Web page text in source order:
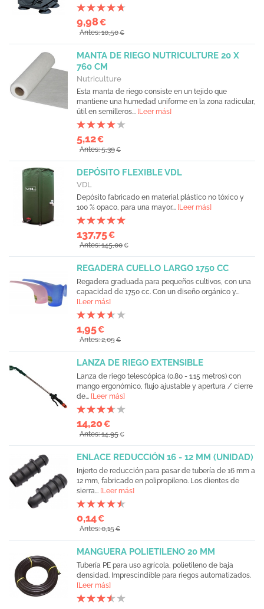
9,98€
Antes: 10,50€
MANTA DE RIEGO NUTRICULTURE 20 X
760 CM
Nutriculture
Esta manta de riego consiste en un tejido que
mantiene una humedad uniforme en la zona radicular,
útil en semilleros... [Leer más]
5,12€
Antes: 5,39€
DEPÓSITO FLEXIBLE VDL
VDL
Depósito fabricado en material plástico no tóxico y
100 % opaco, para una mayor... [Leer más]
137,75€
Antes: 145,00€
REGADERA CUELLO LARGO 1750 CC
Regadera graduada para pequeños cultivos, con una
capacidad de 1750 cc. Con un diseño orgánico y...
[Leer más]
1,95€
Antes: 2,05€
LANZA DE RIEGO EXTENSIBLE
Lanza de riego telescópica (0.80 - 1.15 metros) con
mango ergonómico, flujo ajustable y apertura / cierre
de... [Leer más]
14,20€
Antes: 14,95€
ENLACE REDUCCIÓN 16 - 12 MM (UNIDAD)
Injerto de reducción para pasar de tubería de 16 mm a
12 mm, fabricado en polipropileno. Los dientes de
sierra... [Leer más]
0,14€
Antes: 0,15€
MANGUERA POLIETILENO 20 MM
Tubería PE para uso agrícola, polietileno de baja
densidad. Imprescindible para riegos automatizados.
[Leer más]